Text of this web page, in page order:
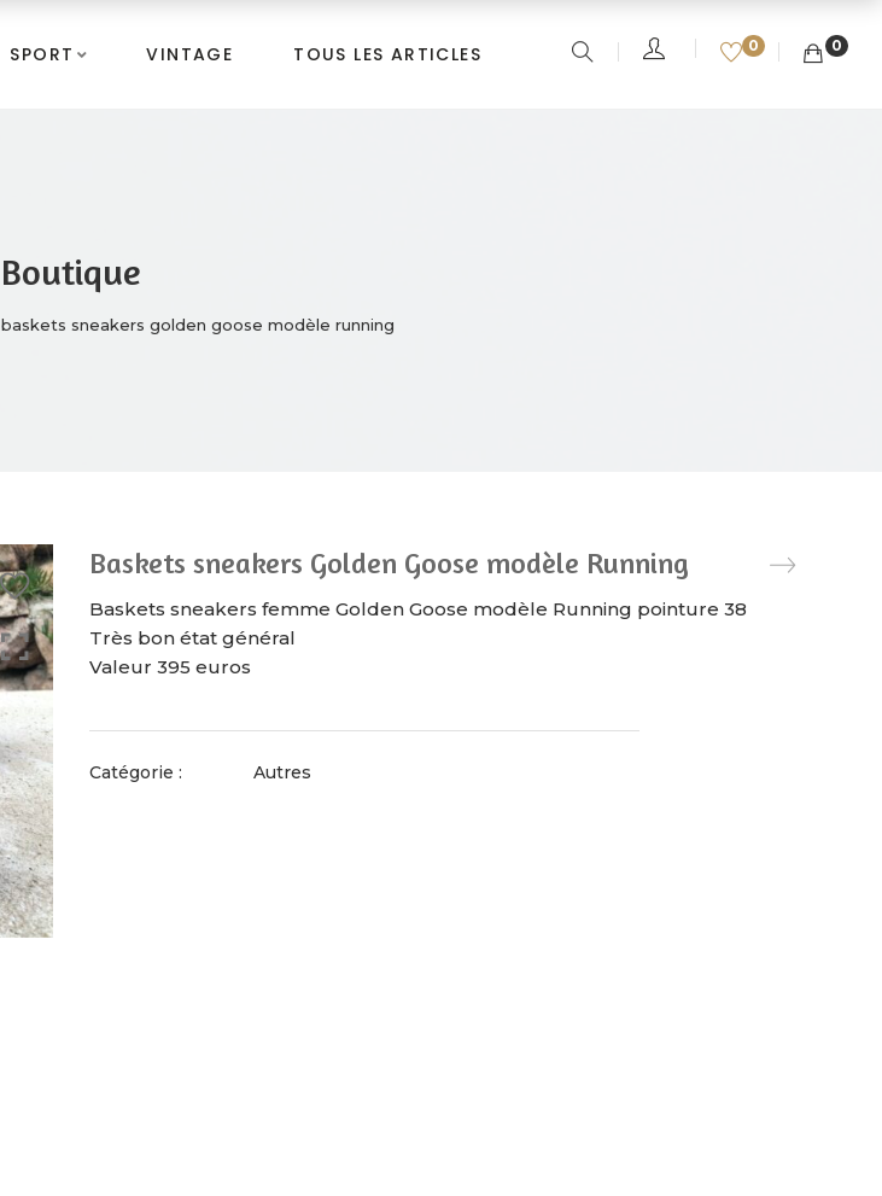
SPORT VINTAGE TOUS LES ARTICLES 0 0
Boutique
baskets sneakers golden goose modèle running
Baskets sneakers Golden Goose modèle Running
Baskets sneakers femme Golden Goose modèle Running pointure 38
Très bon état général
Valeur 395 euros
Catégorie : Autres